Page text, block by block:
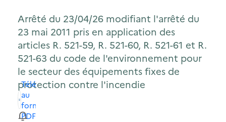
Arrêté du 23/04/26 modifiant l'arrêté du
23 mai 2011 pris en application des
articles R. 521-59, R. 521-60, R. 521-61 et R.
521-63 du code de l'environnement pour
le secteur des équipements fixes de
protection contre l'incendie
Télécharger
au
format
PDF